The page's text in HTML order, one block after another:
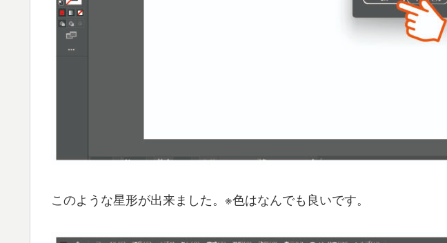
このような星形が出来ました。※色はなんでも良いです。